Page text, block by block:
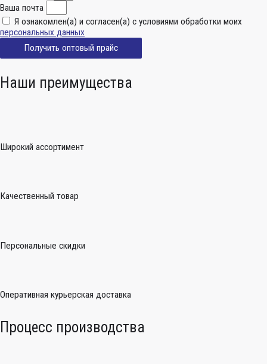
Ваша почта
Я ознакомлен(а) и согласен(а) с условиями обработки моих
персональных данных
Получить оптовый прайс
Наши преимущества
Широкий ассортимент
Качественный товар
Персональные скидки
Оперативная курьерская доставка
Процесс производства